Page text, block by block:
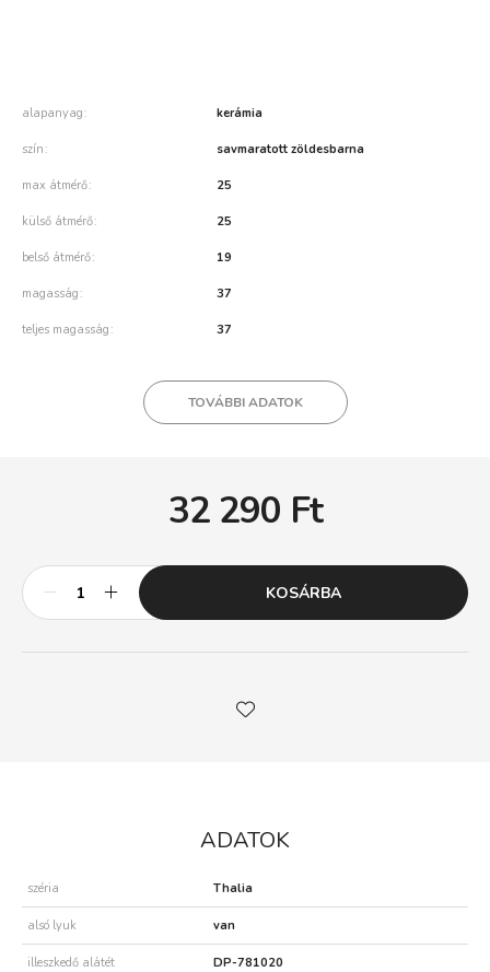
alapanyag kerámia
szín savmaratott zöldesbarna
max átmérő 25
külső átmérő 25
belső átmérő 19
magasság 37
teljes magasság 37
TOVÁBBI ADATOK
32 290 Ft
KOSÁRBA
ADATOK
széria Thalia
alsó lyuk van
illeszkedő alátét DP-781020